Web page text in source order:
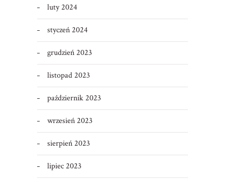
luty 2024
styczeń 2024
grudzień 2023
listopad 2023
październik 2023
wrzesień 2023
sierpień 2023
lipiec 2023